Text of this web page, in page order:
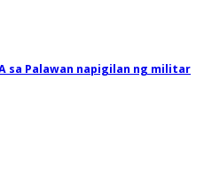
sa Palawan napigilan ng militar